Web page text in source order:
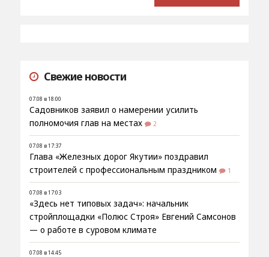
Свежие новости
07.08 в 18:00
Садовников заявил о намерении усилить
полномочия глав на местах
2
07.08 в 17:37
Глава «Железных дорог Якутии» поздравил
строителей с профессиональным праздником
1
07.08 в 17:03
«Здесь нет типовых задач»: начальник
стройплощадки «Полюс Строя» Евгений Самсонов
— о работе в суровом климате
07.08 в 14:45